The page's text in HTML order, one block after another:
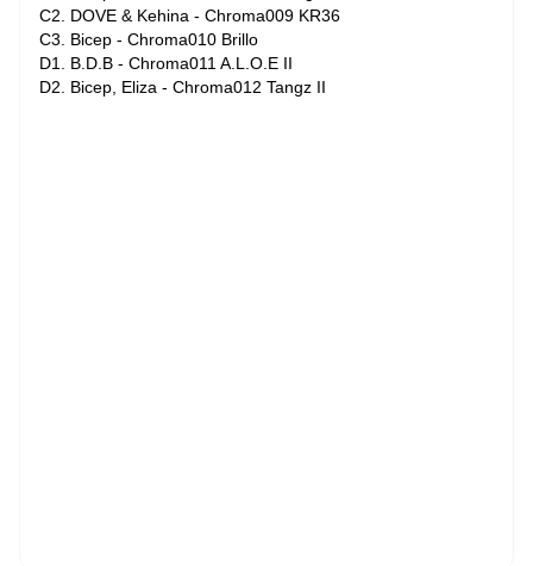
C2. DOVE & Kehina - Chroma009 KR36
C3. Bicep - Chroma010 Brillo
D1. B.D.B - Chroma011 A.L.O.E II
D2. Bicep, Eliza - Chroma012 Tangz II